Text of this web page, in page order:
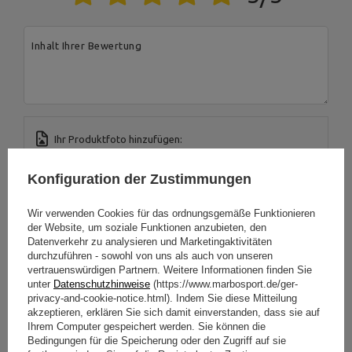
Inhalt Ihrer Bewertung
Ihr Produktfoto hinzufügen:
Ihr Vorname
Ihre E-Mail-Adresse
BEWERTUNG ABSCHICKEN
Konfiguration der Zustimmungen
Wir verwenden Cookies für das ordnungsgemäße Funktionieren
der Website, um soziale Funktionen anzubieten, den
Datenverkehr zu analysieren und Marketingaktivitäten
durchzuführen - sowohl von uns als auch von unseren
vertrauenswürdigen Partnern. Weitere Informationen finden Sie
unter Datenschutzhinweise (https://www.marbosport.de/ger-
privacy-and-cookie-notice.html). Indem Sie diese Mitteilung
akzeptieren, erklären Sie sich damit einverstanden, dass sie auf
Ihrem Computer gespeichert werden. Sie können die
Bedingungen für die Speicherung oder den Zugriff auf sie